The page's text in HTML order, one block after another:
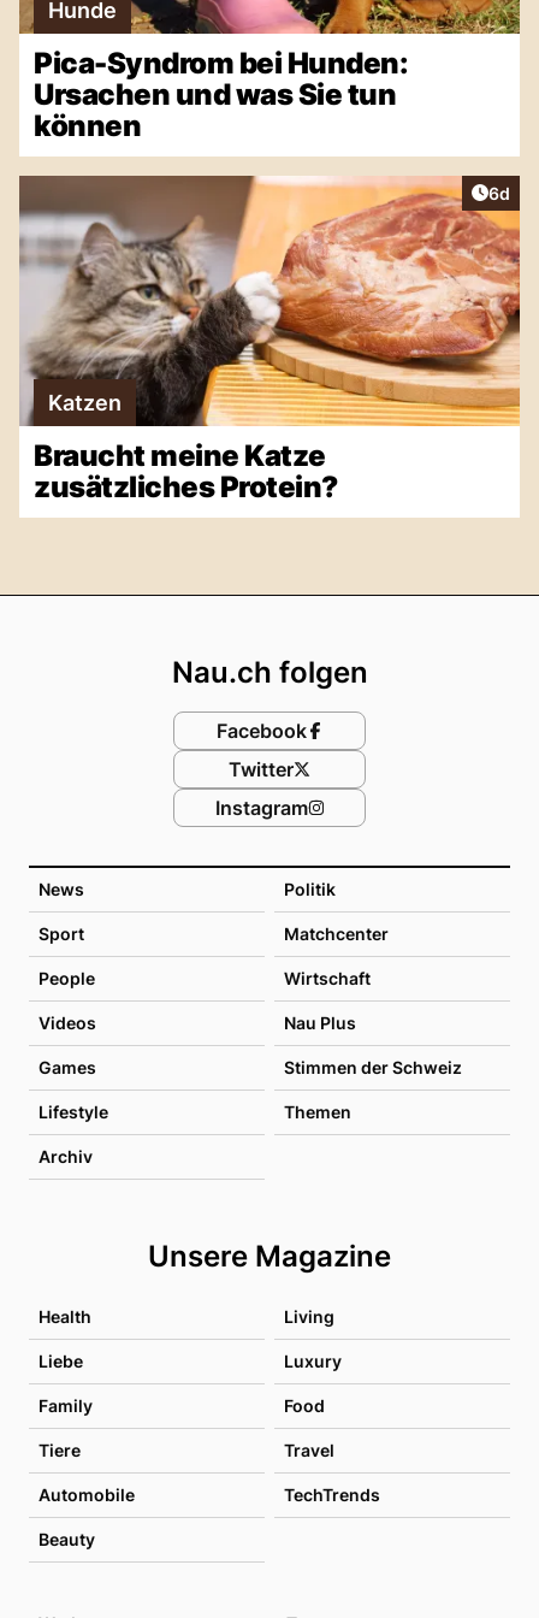
Hunde
Pica-Syndrom bei Hunden:
Ursachen und was Sie tun
können
6d
Katzen
Braucht meine Katze
zusätzliches Protein?
News Politik
Sport Matchcenter
People Wirtschaft
Videos Nau Plus
Games Stimmen der Schweiz
Lifestyle Themen
Archiv
Unsere Magazine
Health Living
Liebe Luxury
Family Food
Tiere Travel
Automobile TechTrends
Beauty
Nau.ch folgen
Facebook
Twitter
Instagram